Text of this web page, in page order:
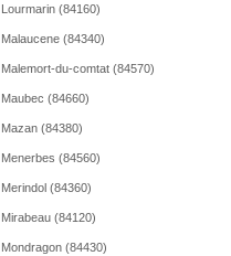
Lourmarin (84160)
Malaucene (84340)
Malemort-du-comtat (84570)
Maubec (84660)
Mazan (84380)
Menerbes (84560)
Merindol (84360)
Mirabeau (84120)
Mondragon (84430)